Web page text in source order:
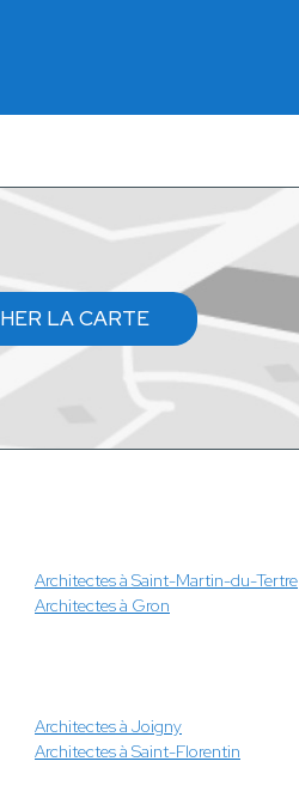
LA CARTE
Architectes à Saint-Martin-du-Tertre
Architectes à Gron
Architectes à Joigny
Architectes à Saint-Florentin